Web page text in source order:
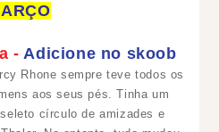
- Adicione no skoob
Rhone sempre teve todos os
aos seus pés. Tinha um
círculo de amizades e